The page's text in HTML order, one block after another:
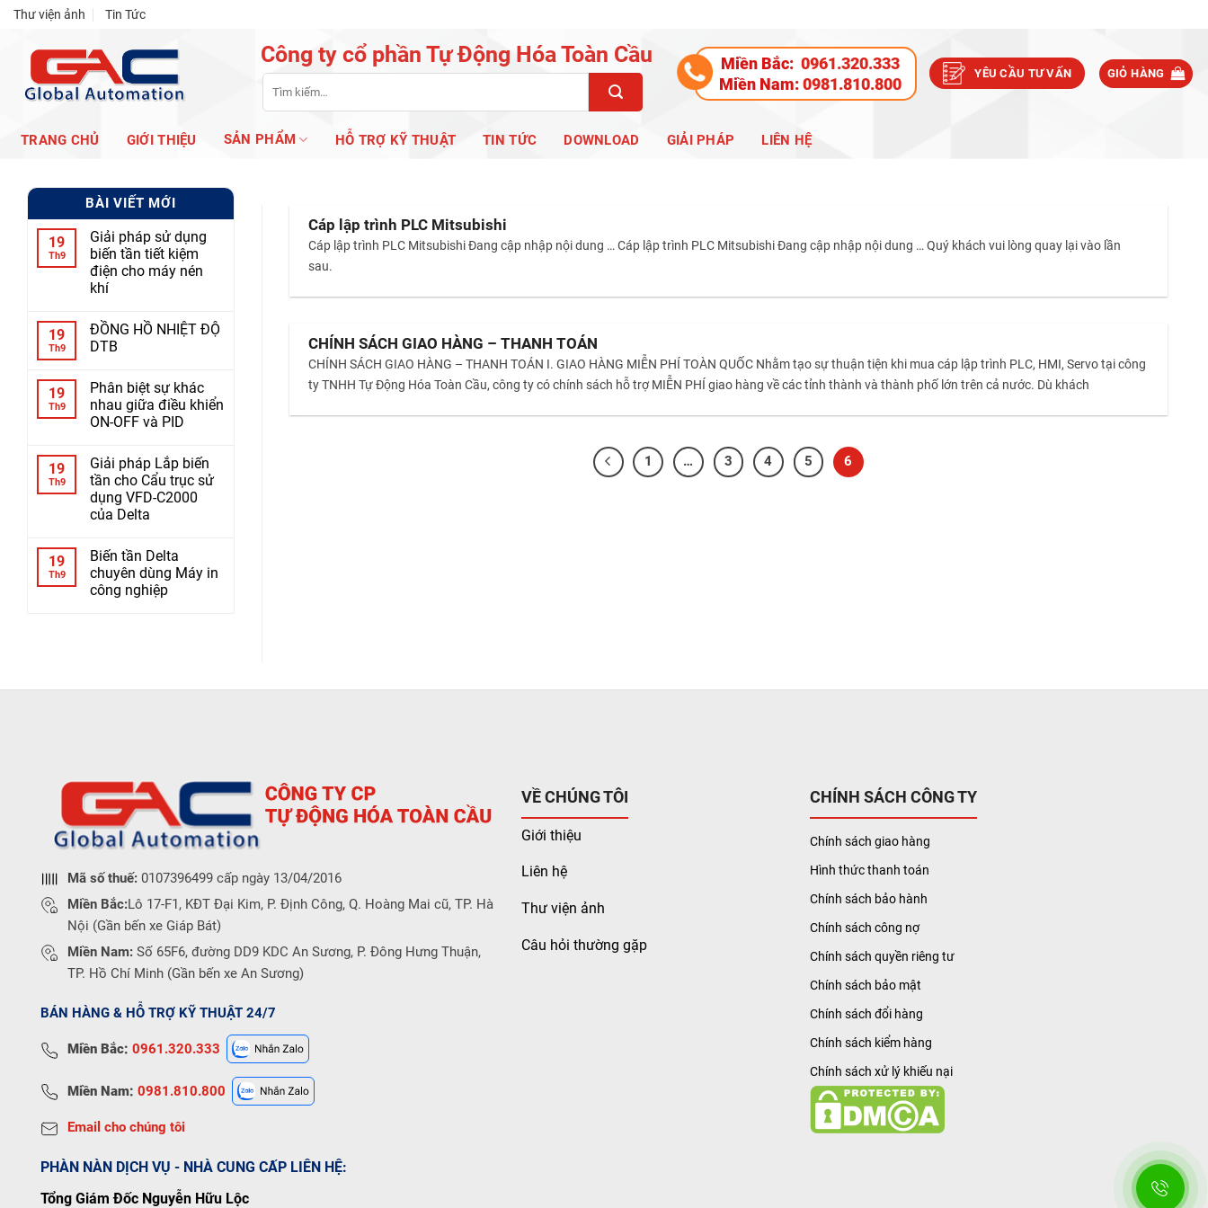
Skip
content
Thư viện ảnh Tin Tức
Công ty cổ phần Tự Động Hóa Toàn Cầu
Tìm
kiếm:
Miền Bắc: 0961.320.333
Miền Nam:0981.810.800
YÊU CẦU TƯ VẤN GIỎ HÀNG
TRANG CHỦ GIỚI THIỆU SẢN PHẨM HỖ TRỢ KỸ THUẬT TIN TỨC DOWNLOAD GIẢI PHÁP LIÊN HỆ
BÀI VIẾT MỚI
19
Th9
Giải pháp sử dụng
biến tần tiết kiệm
điện cho máy nén
khí
19
Th9
ĐỒNG HỒ NHIỆT ĐỘ
DTB
19
Th9
Phân biệt sự khác
nhau giữa điều khiển
ON-OFF và PID
19
Th9
Giải pháp Lắp biến
tần cho Cẩu trục sử
dụng VFD-C2000
của Delta
19
Th9
Biến tần Delta
chuyên dùng Máy in
công nghiệp
Cáp lập trình PLC Mitsubishi
Cáp lập trình PLC Mitsubishi Đang cập nhập nội dung … Cáp lập trình PLC Mitsubishi Đang cập nhập nội dung … Quý khách vui lòng quay lại vào lần
sau.
CHÍNH SÁCH GIAO HÀNG – THANH TOÁN
CHÍNH SÁCH GIAO HÀNG – THANH TOÁN I. GIAO HÀNG MIỄN PHÍ TOÀN QUỐC Nhằm tạo sự thuận tiện khi mua cáp lập trình PLC, HMI, Servo tại công
ty TNHH Tự Động Hóa Toàn Cầu, công ty có chính sách hỗ trợ MIỄN PHÍ giao hàng về các tỉnh thành và thành phố lớn trên cả nước. Dù khách
1 … 3 4 5 6
Mã số thuế: 0107396499 cấp ngày 13/04/2016
Miền Bắc:Lô 17-F1, KĐT Đại Kim, P. Định Công, Q. Hoàng Mai cũ, TP. Hà
Nội (Gần bến xe Giáp Bát)
Miền Nam: Số 65F6, đường DD9 KDC An Sương, P. Đông Hưng Thuận,
TP. Hồ Chí Minh (Gần bến xe An Sương)
BÁN HÀNG & HỖ TRỢ KỸ THUẬT 24/7
Miền Bắc: 0961.320.333
Miền Nam: 0981.810.800
Email cho chúng tôi
PHÀN NÀN DỊCH VỤ - NHÀ CUNG CẤP LIÊN HỆ:
Tổng Giám Đốc Nguyễn Hữu Lộc
VỀ CHÚNG TÔI
Giới thiệu
Liên hệ
Thư viện ảnh
Câu hỏi thường gặp
CHÍNH SÁCH CÔNG TY
Chính sách giao hàng
Hình thức thanh toán
Chính sách bảo hành
Chính sách công nợ
Chính sách quyền riêng tư
Chính sách bảo mật
Chính sách đổi hàng
Chính sách kiểm hàng
Chính sách xử lý khiếu nại